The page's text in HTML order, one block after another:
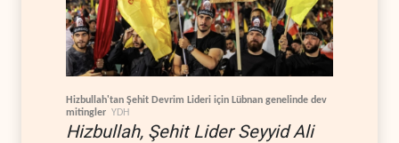
Hizbullah'tan Şehit Devrim Lideri için Lübnan genelinde dev
mitingler YDH
Hizbullah, Şehit Lider Seyyid Ali